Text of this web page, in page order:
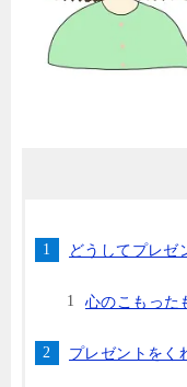
どうしてプレゼ
心のこもった
プレゼントをく